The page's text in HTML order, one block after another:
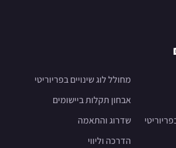
מחולל לוג שינויים בפריוריטי
אבחון תקלות ביישומים
שדרוג והתאמה
הדרכה וליווי